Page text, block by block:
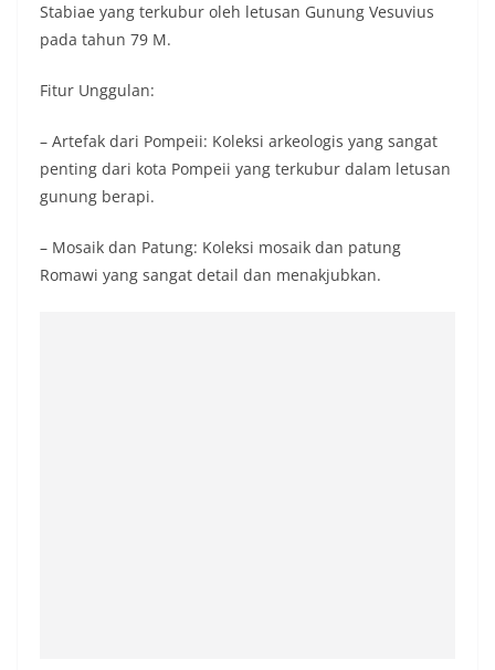
Stabiae yang terkubur oleh letusan Gunung Vesuvius
pada tahun 79 M.
Fitur Unggulan:
– Artefak dari Pompeii: Koleksi arkeologis yang sangat
penting dari kota Pompeii yang terkubur dalam letusan
gunung berapi.
– Mosaik dan Patung: Koleksi mosaik dan patung
Romawi yang sangat detail dan menakjubkan.